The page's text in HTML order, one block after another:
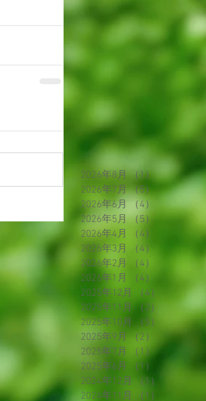
2026年8月 （1）1件の記事
2026年7月 （5）5件の記事
2026年6月
（4）
4件の記事
2026年5月 （5） 5件の記事
2026年4月
（4）
4件の記事
2026年3月
（4）
2026年2月
（4）
2026年1月
（4）
2025年12月
（4）
4件の記事
2025年11月
（2）
2件の記事
2025年10月
（5）
5件の記事
2025年9月
（2）
2件の記事
2025年7月
（1）1件の記事
2025年6月
（1）
2024年12月
（1）
2024年11月
（1）